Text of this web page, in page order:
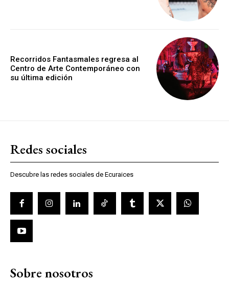
Recorridos Fantasmales regresa al
Centro de Arte Contemporáneo con
su última edición
Redes sociales
Descubre las redes sociales de Ecuraices
Sobre nosotros